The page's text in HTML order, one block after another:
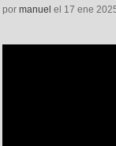
por manuel el 17 ene